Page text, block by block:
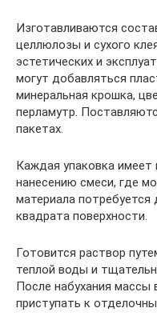
Изготавливаются
целлюлозы и сухого
эстетических и
могут добавляться
минеральная крошка,
перламутр.
пакетах.
Каждая упаковка имеет
нанесению смеси, где
материала потребуется
квадрата поверхности.
Готовится раствор
теплой воды и
После набухания массы
приступать к